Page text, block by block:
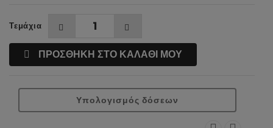
Τεμάχια
ΠΡΟΣΘΗΚΗ ΣΤΟ ΚΑΛΑΘΙ ΜΟΥ
Υπολογισμός δόσεων